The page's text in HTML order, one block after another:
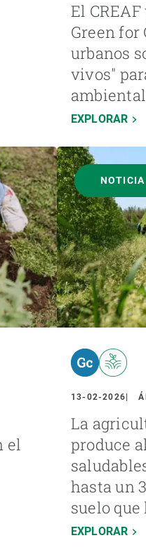
El
Green for
urbanos
vivos"
EXPLORAR
el
NOTICIA
13-02-2026
La
produce
hasta un
suelo
EXPLORAR